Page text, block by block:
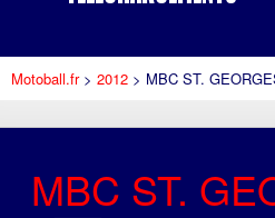
Motoball.fr> 2012 > MBC ST.
MBC ST.